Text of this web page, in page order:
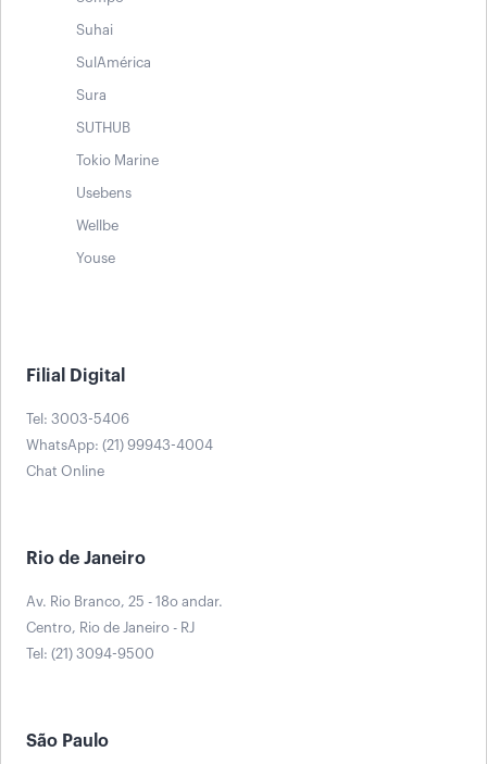
Suhai
SulAmérica
Sura
SUTHUB
Tokio Marine
Usebens
Wellbe
Youse
Filial Digital
Tel: 3003-5406
WhatsApp: (21) 99943-4004
Chat Online
Rio de Janeiro
Av. Rio Branco, 25 - 18o andar.
Centro, Rio de Janeiro - RJ
Tel: (21) 3094-9500
São Paulo